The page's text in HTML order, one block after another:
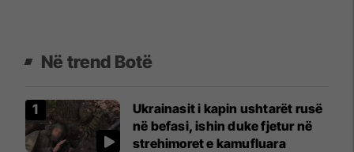
Në trend Botë
Ukrainasit i kapin ushtarët rusë
në befasi, ishin duke fjetur në
strehimoret e kamufluara